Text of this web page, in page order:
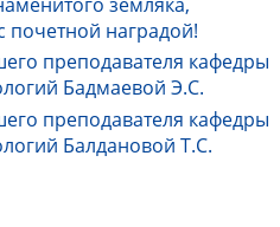
почетной наградой!
преподавателя кафедры
Бадмаевой Э.С.
преподавателя кафедры
Балдановой Т.С.